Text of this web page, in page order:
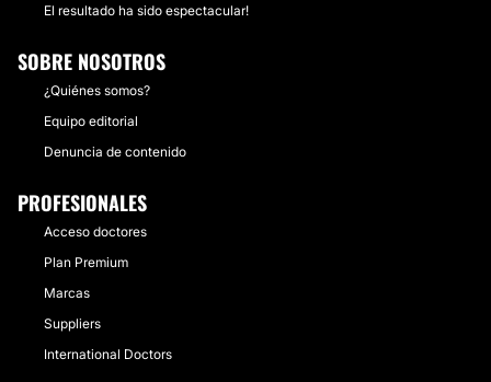
El resultado ha sido espectacular!
SOBRE NOSOTROS
¿Quiénes somos?
Equipo editorial
Denuncia de contenido
PROFESIONALES
Acceso doctores
Plan Premium
Marcas
Suppliers
International Doctors